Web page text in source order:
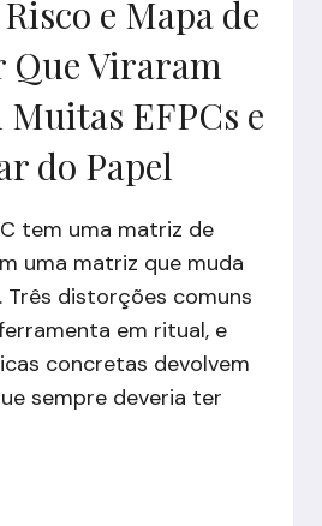
e Mapa de
Que Viraram
EFPCs e
do Papel
tem uma matriz de
uma matriz que muda
Três distorções comuns
em ritual, e
concretas devolvem
sempre deveria ter